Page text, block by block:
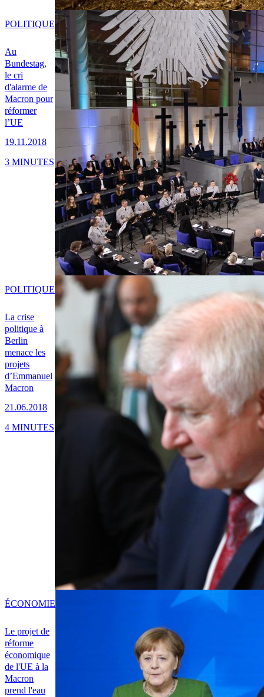
Au
Bundestag,
le cri
d'alarme de
Macron pour
réformer
l’UE
19.11.2018
POLITIQUE
3 MINUTES
La crise
politique à
Berlin
menace les
projets
d’Emmanuel
Macron
21.06.2018
POLITIQUE
4 MINUTES
Le projet de
réforme
économique
de l'UE à la
Macron
prend l'eau
ÉCONOMIE